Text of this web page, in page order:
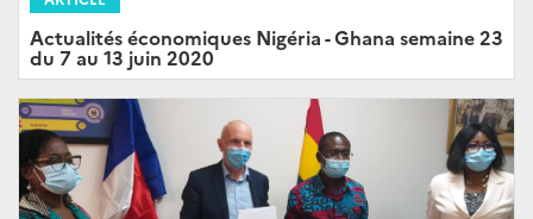
Actualités économiques Nigéria - Ghana semaine 23
du 7 au 13 juin 2020